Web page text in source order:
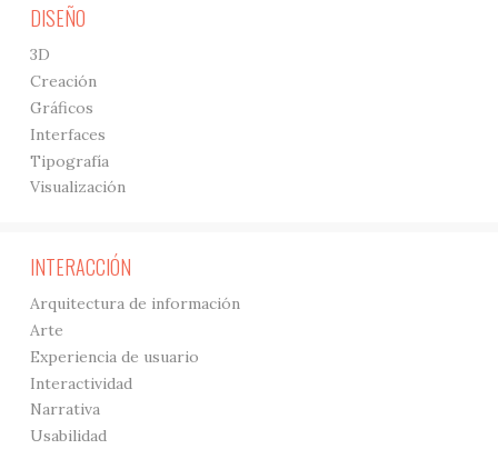
DISEÑO
3D
Creación
Gráficos
Interfaces
Tipografía
Visualización
INTERACCIÓN
Arquitectura de información
Arte
Experiencia de usuario
Interactividad
Narrativa
Usabilidad